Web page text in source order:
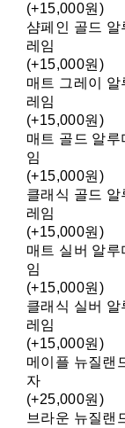
(+15,000원)
샴페인 골드 알
레임
(+15,000원)
매트 그레이 알
레임
(+15,000원)
매트 골드 알루
임
(+15,000원)
클래식 골드 알
레임
(+15,000원)
매트 실버 알루
임
(+15,000원)
클래식 실버 알
레임
(+15,000원)
메이플 뉴질랜
자
(+25,000원)
브라운 뉴질랜